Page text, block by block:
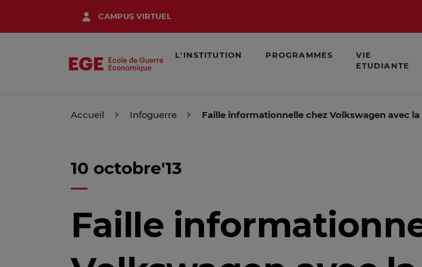
contenu
CAMPUS VIRTUEL
L'INSTITUTION PROGRAMMES
VIE
ETUDIANTE
Accueil Infoguerre Faille informationnelle chez Volkswagen avec la
10 octobre'13
Faille